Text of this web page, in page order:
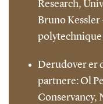
Research,
Bruno Kessler
polytechnique
Derudover er
partnere: Ol
Conservancy,